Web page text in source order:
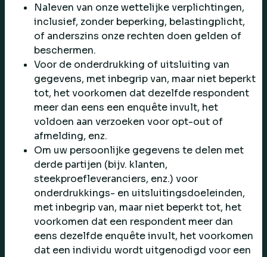
Naleven van onze wettelijke verplichtingen,
inclusief, zonder beperking, belastingplicht,
of anderszins onze rechten doen gelden of
beschermen.
Voor de onderdrukking of uitsluiting van
gegevens, met inbegrip van, maar niet beperkt
tot, het voorkomen dat dezelfde respondent
meer dan eens een enquête invult, het
voldoen aan verzoeken voor opt-out of
afmelding, enz.
Om uw persoonlijke gegevens te delen met
derde partijen (bijv. klanten,
steekproefleveranciers, enz.) voor
onderdrukkings- en uitsluitingsdoeleinden,
met inbegrip van, maar niet beperkt tot, het
voorkomen dat een respondent meer dan
eens dezelfde enquête invult, het voorkomen
dat een individu wordt uitgenodigd voor een